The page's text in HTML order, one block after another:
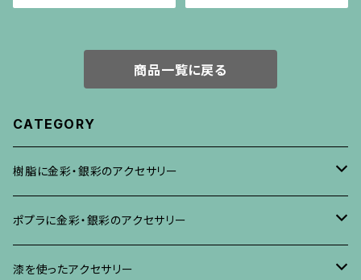
商品一覧に戻る
CATEGORY
樹脂に金彩・銀彩のアクセサリー
ブローチ
イヤリング・ピアス
ポプラに金彩・銀彩のアクセサリー
ブローチ
漆を使ったアクセサリー